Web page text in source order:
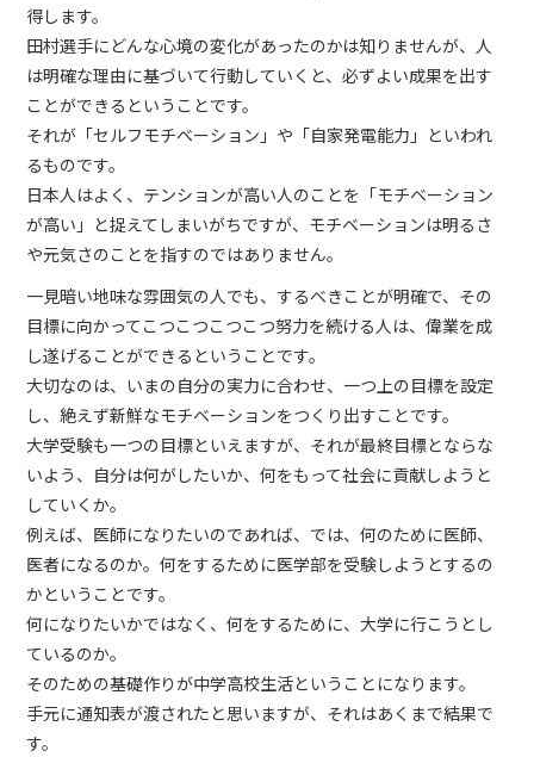
得します。
田村選手にどんな心境の変化があったのかは知りませんが、人
は明確な理由に基づいて行動していくと、必ずよい成果を出す
ことができるということです。
それが「セルフモチベーション」や「自家発電能力」といわれ
るものです。
日本人はよく、テンションが高い人のことを「モチベーション
が高い」と捉えてしまいがちですが、モチベーションは明るさ
や元気さのことを指すのではありません。
一見暗い地味な雰囲気の人でも、するべきことが明確で、その
目標に向かってこつこつこつこつ努力を続ける人は、偉業を成
し遂げることができるということです。
大切なのは、いまの自分の実力に合わせ、一つ上の目標を設定
し、絶えず新鮮なモチベーションをつくり出すことです。
大学受験も一つの目標といえますが、それが最終目標とならな
いよう、自分は何がしたいか、何をもって社会に貢献しようと
していくか。
例えば、医師になりたいのであれば、では、何のために医師、
医者になるのか。何をするために医学部を受験しようとするの
かということです。
何になりたいかではなく、何をするために、大学に行こうとし
ているのか。
そのための基礎作りが中学高校生活ということになります。
手元に通知表が渡されたと思いますが、それはあくまで結果で
す。